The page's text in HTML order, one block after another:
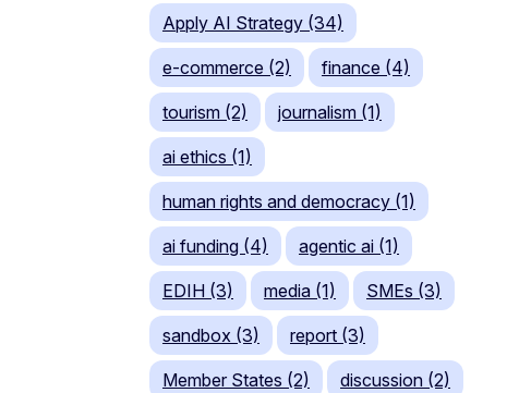
Apply AI Strategy (34)
e-commerce (2) finance (4)
tourism (2) journalism (1)
ai ethics (1)
human rights and democracy (1)
ai funding (4) agentic ai (1)
EDIH (3) media (1) SMEs (3)
sandbox (3) report (3)
Member States (2) discussion (2)